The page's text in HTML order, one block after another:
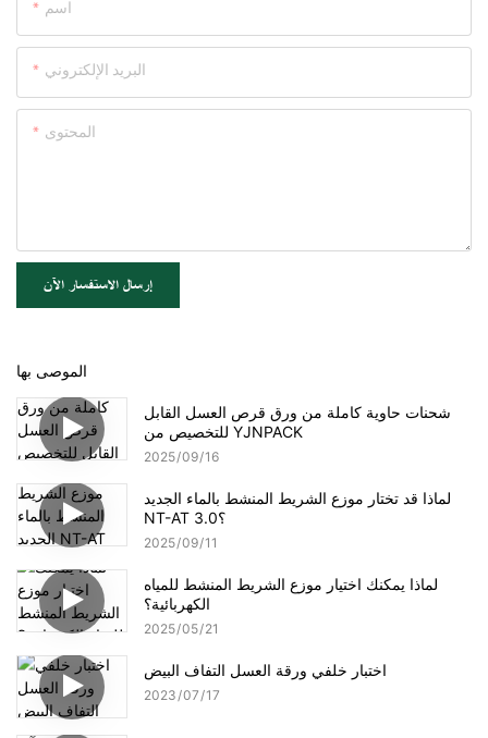
اسم
البريد الإلكتروني
المحتوى
إرسال الاستفسار الآن
الموصى بها
شحنات حاوية كاملة من ورق قرص العسل القابل
للتخصيص من YJNPACK
2025 09 16
لماذا قد تختار موزع الشريط المنشط بالماء الجديد
NT-AT 3.0؟
2025 09 11
لماذا يمكنك اختيار موزع الشريط المنشط للمياه
الكهربائية؟
2025 05 21
اختبار خلفي ورقة العسل التفاف البيض
2023 07 17